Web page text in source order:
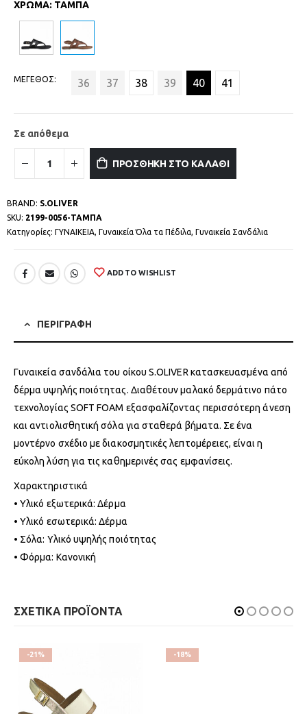
ΧΡΩΜΑ: ΤΑΜΠΑ
ΜΕΓΕΘΟΣ 36 37 38 39 40 41
Σε απόθεμα
ΠΡΟΣΘΗΚΗ ΣΤΟ ΚΑΛΑΘΙ
BRAND: S.OLIVER
SKU: 2199-0056-ΤΑΜΠΑ
Κατηγορίες: ΓΥΝΑΙΚΕΙΑ, Γυναικεία Όλα τα Πέδιλα, Γυναικεία Σανδάλια
ADD TO WISHLIST
ΠΕΡΙΓΡΑΦΗ
Γυναικεία σανδάλια του οίκου S.OLIVER κατασκευασμένα από
δέρμα υψηλής ποιότητας. Διαθέτουν μαλακό δερμάτινο πάτο
τεχνολογίας SOFT FOAM εξασφαλίζοντας περισσότερη άνεση
και αντιολισθητική σόλα για σταθερά βήματα. Σε ένα
μοντέρνο σχέδιο με διακοσμητικές λεπτομέρειες, είναι η
εύκολη λύση για τις καθημερινές σας εμφανίσεις.
Χαρακτηριστικά
• Υλικό εξωτερικά: Δέρμα
• Υλικό εσωτερικά: Δέρμα
• Σόλα: Υλικό υψηλής ποιότητας
• Φόρμα: Κανονική
ΣΧΕΤΙΚΑ ΠΡΟΪΟΝΤΑ
-21% -18%